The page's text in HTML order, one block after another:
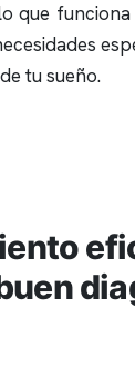
que
tu sueño.